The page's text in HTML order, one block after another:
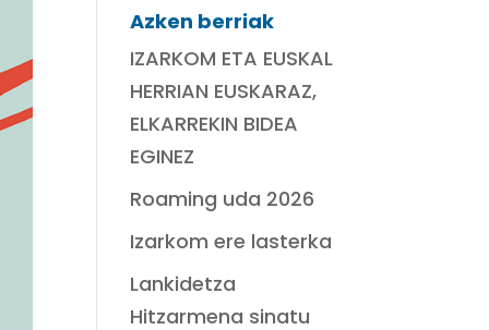
Azken berriak
IZARKOM ETA EUSKAL
HERRIAN EUSKARAZ,
ELKARREKIN BIDEA
EGINEZ
Roaming uda 2026
Izarkom ere lasterka
Lankidetza
Hitzarmena sinatu